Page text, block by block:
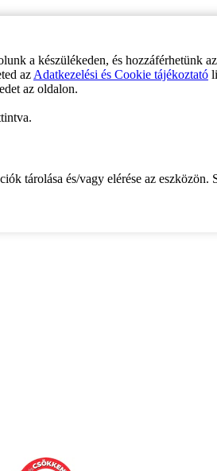
a készülékeden, és hozzáférhetünk
az Adatkezelési és Cookie tájékoztató
az oldalon.
tárolása és/vagy elérése az eszközön.